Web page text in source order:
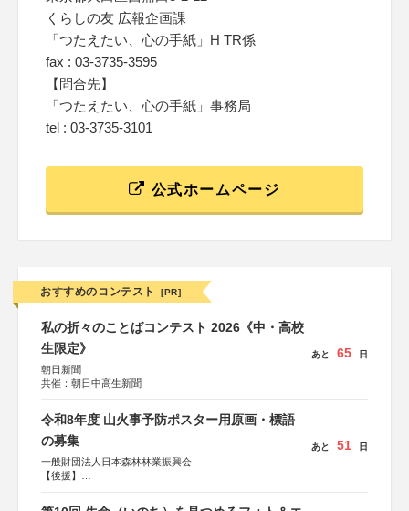
くらしの友 広報企画課
「つたえたい、心の手紙」H TR係
fax : 03-3735-3595
【問合先】
「つたえたい、心の手紙」事務局
tel : 03-3735-3101
公式ホームページ
おすすめのコンテスト [PR]
私の折々のことばコンテスト 2026《中・高校
生限定》
朝日新聞
共催：朝日中高生新聞
あと 65 日
令和8年度 山火事予防ポスター用原画・標語
の募集
一般財団法人日本森林林業振興会
【後援】
会、森林火災対策協会
あと 51 日